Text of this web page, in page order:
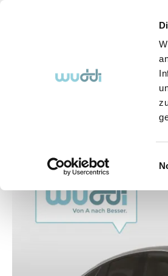
Abo-Fahrzeuge So
Bildergalerie überspringen